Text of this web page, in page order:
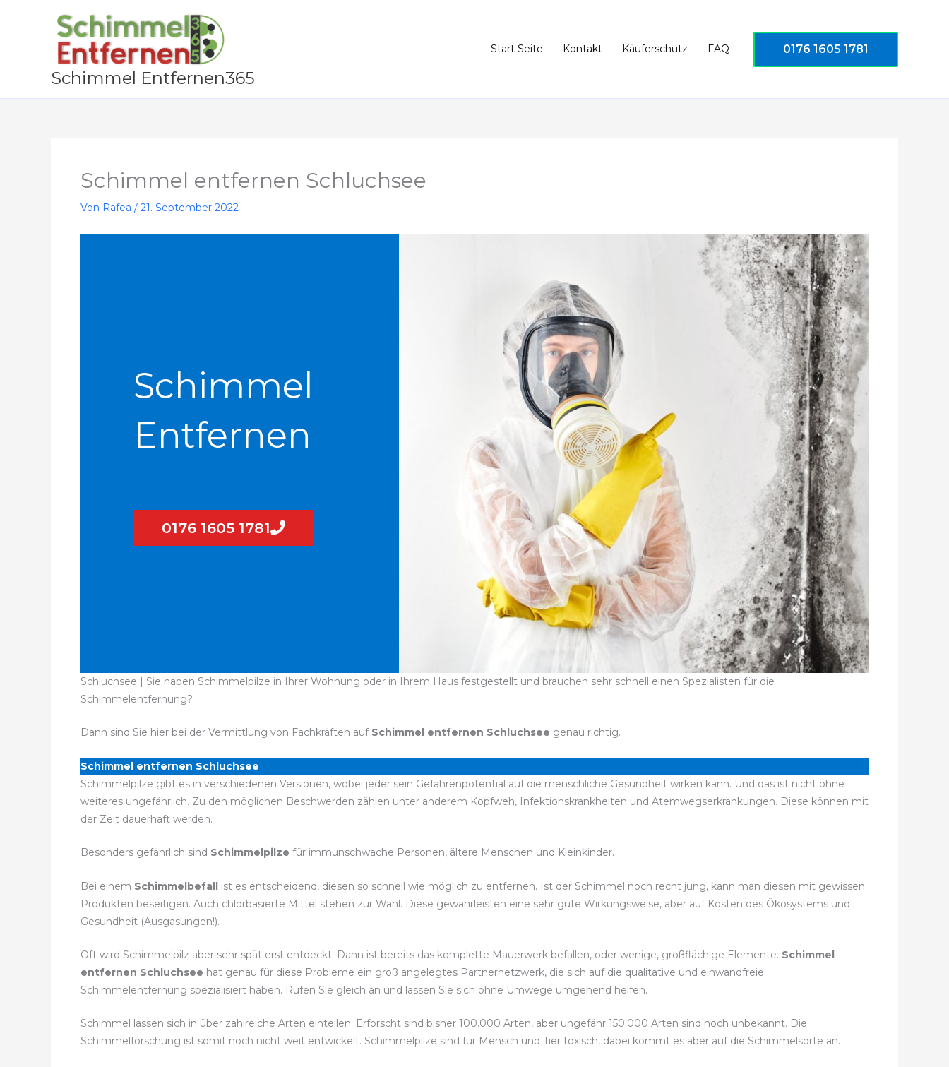
Schimmel Entfernen365
Start Seite Kontakt Käuferschutz FAQ 0176 1605 1781
Schimmel entfernen Schluchsee
Von Rafea / 21. September 2022
Schimmel
Entfernen
0176 1605 1781
Schluchsee | Sie haben Schimmelpilze in Ihrer Wohnung oder in Ihrem Haus festgestellt und brauchen sehr schnell einen Spezialisten für die
Schimmelentfernung?
Dann sind Sie hier bei der Vermittlung von Fachkräften auf Schimmel entfernen Schluchsee genau richtig.
Schimmel entfernen Schluchsee
Schimmelpilze gibt es in verschiedenen Versionen, wobei jeder sein Gefahrenpotential auf die menschliche Gesundheit wirken kann. Und das ist nicht ohne
weiteres ungefährlich. Zu den möglichen Beschwerden zählen unter anderem Kopfweh, Infektionskrankheiten und Atemwegserkrankungen. Diese können mit
der Zeit dauerhaft werden.
Besonders gefährlich sind Schimmelpilze für immunschwache Personen, ältere Menschen und Kleinkinder.
Bei einem Schimmelbefall ist es entscheidend, diesen so schnell wie möglich zu entfernen. Ist der Schimmel noch recht jung, kann man diesen mit gewissen
Produkten beseitigen. Auch chlorbasierte Mittel stehen zur Wahl. Diese gewährleisten eine sehr gute Wirkungsweise, aber auf Kosten des Ökosystems und
Gesundheit (Ausgasungen!).
Oft wird Schimmelpilz aber sehr spät erst entdeckt. Dann ist bereits das komplette Mauerwerk befallen, oder wenige, großflächige Elemente. Schimmel
entfernen Schluchsee hat genau für diese Probleme ein groß angelegtes Partnernetzwerk, die sich auf die qualitative und einwandfreie
Schimmelentfernung spezialisiert haben. Rufen Sie gleich an und lassen Sie sich ohne Umwege umgehend helfen.
Schimmel lassen sich in über zahlreiche Arten einteilen. Erforscht sind bisher 100.000 Arten, aber ungefähr 150.000 Arten sind noch unbekannt. Die
Schimmelforschung ist somit noch nicht weit entwickelt. Schimmelpilze sind für Mensch und Tier toxisch, dabei kommt es aber auf die Schimmelsorte an.